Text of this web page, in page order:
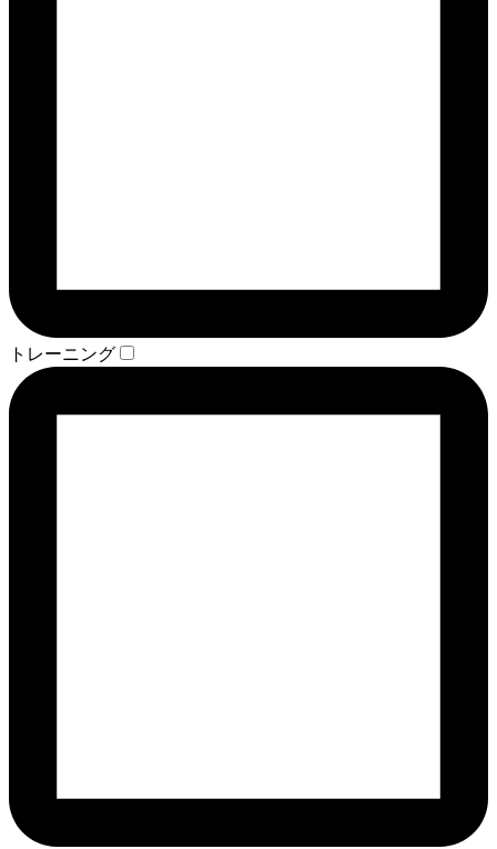
トレーニング